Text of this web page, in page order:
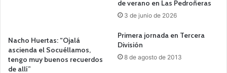
de verano en Las Pedroñeras
3 de junio de 2026
Nacho Huertas: “Ojalá
ascienda el Socuéllamos,
tengo muy buenos recuerdos
de allí”
Primera jornada en Tercera
División
8 de agosto de 2013